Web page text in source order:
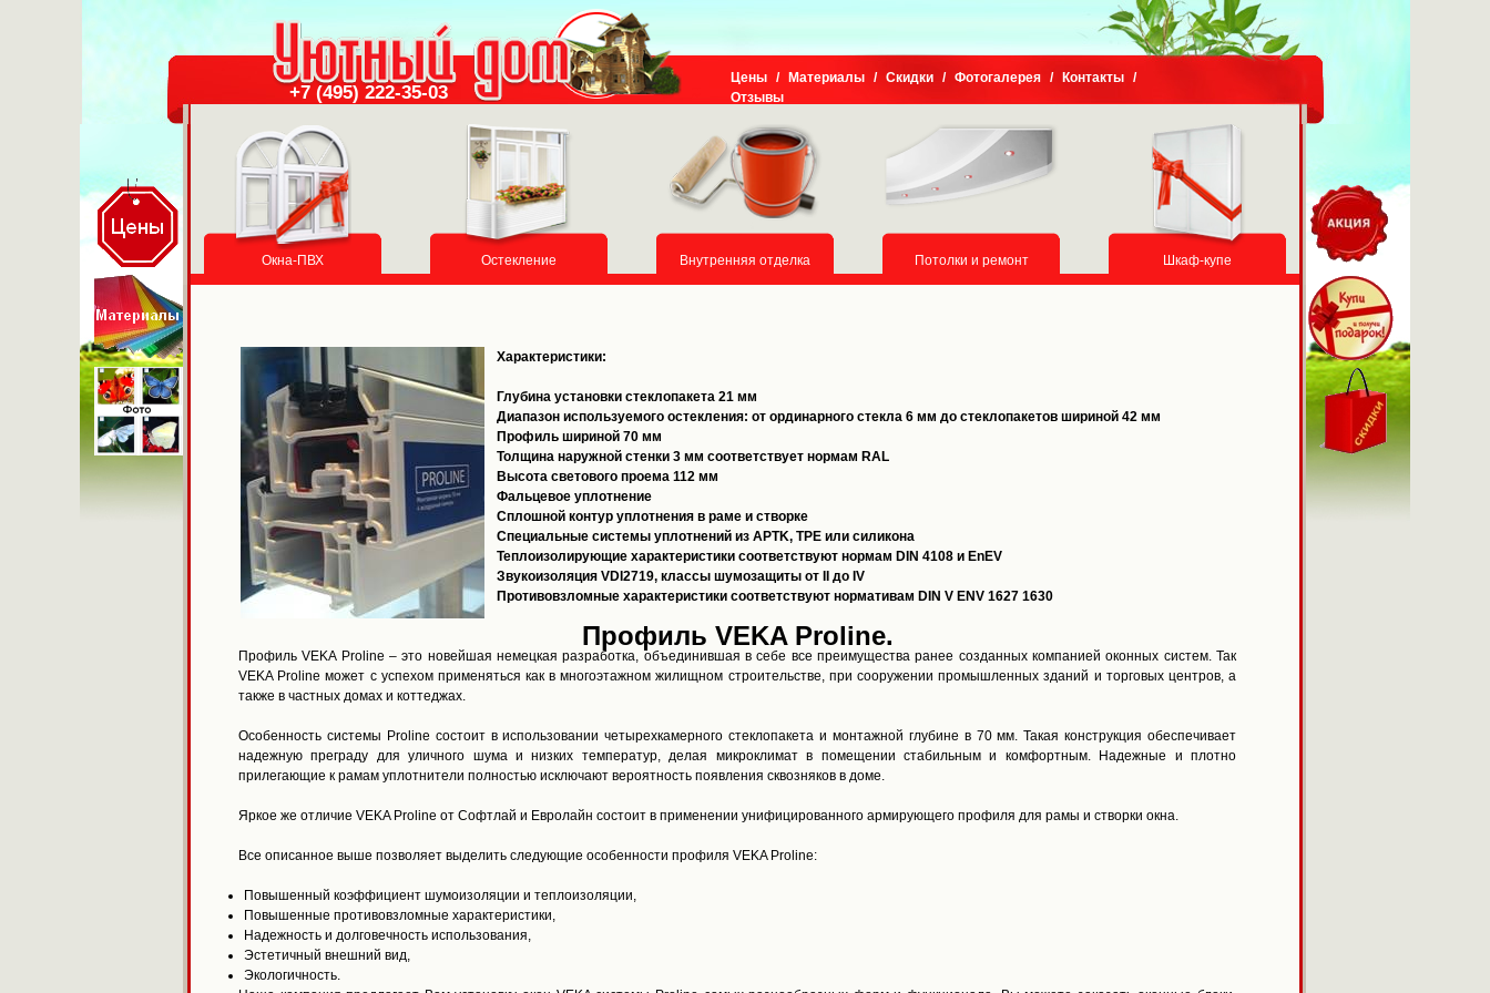
+7 (495) 222-35-03
Цены / Материалы / Скидки / Фотогалерея / Контакты /
Отзывы
Окна-ПВХ Остекление Внутренняя отделка Потолки и ремонт Шкаф-купе
Характеристики:
Глубина установки стеклопакета 21 мм
Диапазон используемого остекления: от ординарного стекла 6 мм до стеклопакетов шириной 42 мм
Профиль шириной 70 мм
Толщина наружной стенки 3 мм соответствует нормам RAL
Высота светового проема 112 мм
Фальцевое уплотнение
Сплошной контур уплотнения в раме и створке
Специальные системы уплотнений из APTK, TPE или силикона
Теплоизолирующие характеристики соответствуют нормам DIN 4108 и EnEV
Звукоизоляция VDI2719, классы шумозащиты от II до IV
Противовзломные характеристики соответствуют нормативам DIN V ENV 1627 1630
Профиль VEKA Proline.
Профиль VEKA Proline – это новейшая немецкая разработка, объединившая в себе все преимущества ранее созданных компанией оконных систем. Так
VEKA Proline может с успехом применяться как в многоэтажном жилищном строительстве, при сооружении промышленных зданий и торговых центров, а
также в частных домах и коттеджах.
Особенность системы Proline состоит в использовании четырехкамерного стеклопакета и монтажной глубине в 70 мм. Такая конструкция обеспечивает
надежную преграду для уличного шума и низких температур, делая микроклимат в помещении стабильным и комфортным. Надежные и плотно
прилегающие к рамам уплотнители полностью исключают вероятность появления сквозняков в доме.
Яркое же отличие VEKA Proline от Софтлай и Евролайн состоит в применении унифицированного армирующего профиля для рамы и створки окна.
Все описанное выше позволяет выделить следующие особенности профиля VEKA Proline:
Повышенный коэффициент шумоизоляции и теплоизоляции,
Повышенные противовзломные характеристики,
Надежность и долговечность использования,
Эстетичный внешний вид,
Экологичность.